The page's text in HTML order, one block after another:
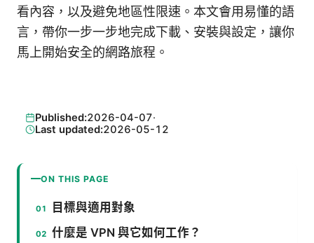
看內容，以及避免地區性限速。本文會用易懂的語
言，帶你一步一步地完成下載、安裝與設定，讓你
馬上開始安全的網路旅程。
Published:2026-04-07·
Last updated:2026-05-12
ON THIS PAGE
目標與適用對象
什麼是 VPN 與它如何工作？